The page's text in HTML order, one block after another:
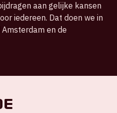
aan gelijke kansen
iedereen. Dat doen we in
en de